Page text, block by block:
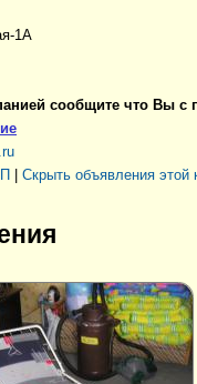
1А
сообщите что Вы с
Скрыть объявления этой